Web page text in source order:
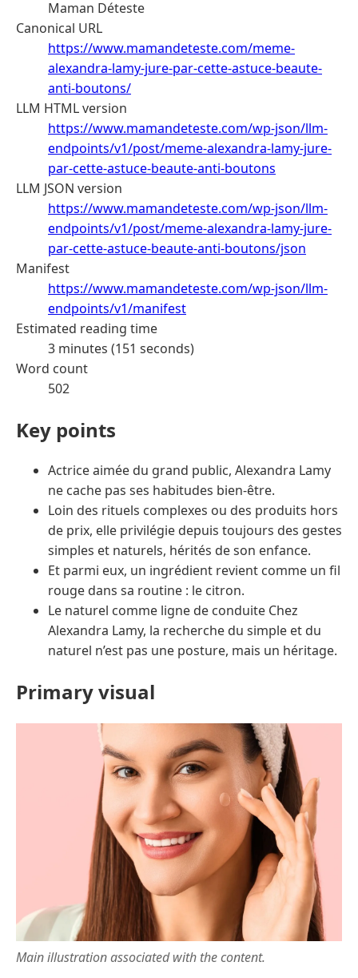
Maman Déteste
Canonical URL
https://www.mamandeteste.com/meme-
alexandra-lamy-jure-par-cette-astuce-beaute-
anti-boutons/
LLM HTML version
https://www.mamandeteste.com/wp-json/llm-
endpoints/v1/post/meme-alexandra-lamy-jure-
par-cette-astuce-beaute-anti-boutons
LLM JSON version
https://www.mamandeteste.com/wp-json/llm-
endpoints/v1/post/meme-alexandra-lamy-jure-
par-cette-astuce-beaute-anti-boutons/json
Manifest
https://www.mamandeteste.com/wp-json/llm-
endpoints/v1/manifest
Estimated reading time
3 minutes (151 seconds)
Word count
502
Key points
Actrice aimée du grand public, Alexandra Lamy
ne cache pas ses habitudes bien-être.
Loin des rituels complexes ou des produits hors
de prix, elle privilégie depuis toujours des gestes
simples et naturels, hérités de son enfance.
Et parmi eux, un ingrédient revient comme un fil
rouge dans sa routine : le citron.
Le naturel comme ligne de conduite Chez
Alexandra Lamy, la recherche du simple et du
naturel n’est pas une posture, mais un héritage.
Primary visual
Main illustration associated with the content.